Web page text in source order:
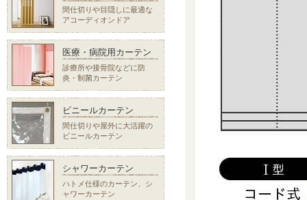
間仕切りや目隠しに最適な
アコーディオンドア
医療・病院用カーテン
診療所や接骨院などに防
炎・制菌カーテン
ビニールカーテン
間仕切りや屋外に大活躍の
ビニールカーテン
シャワーカーテン
ハトメ仕様のカーテン、シ
ャワーカーテン